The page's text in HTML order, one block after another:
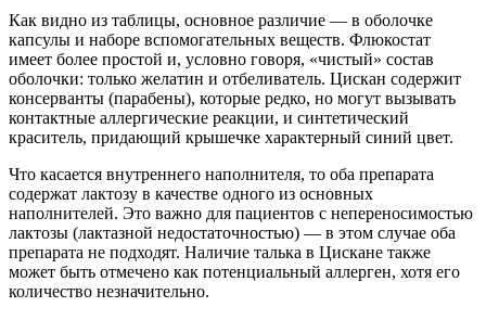
Как видно из таблицы, основное различие — в оболочке
капсулы и наборе вспомогательных веществ. Флюкостат
имеет более простой и, условно говоря, «чистый» состав
оболочки: только желатин и отбеливатель. Цискан содержит
консерванты (парабены), которые редко, но могут вызывать
контактные аллергические реакции, и синтетический
краситель, придающий крышечке характерный синий цвет.
Что касается внутреннего наполнителя, то оба препарата
содержат лактозу в качестве одного из основных
наполнителей. Это важно для пациентов с непереносимостью
лактозы (лактазной недостаточностью) — в этом случае оба
препарата не подходят. Наличие талька в Цискане также
может быть отмечено как потенциальный аллерген, хотя его
количество незначительно.